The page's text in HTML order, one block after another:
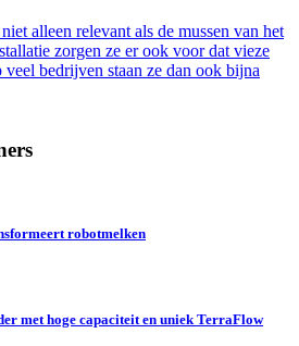
alleen relevant als de mussen van het
zorgen ze er ook voor dat vieze
bedrijven staan ze dan ook bijna
robotmelken
met hoge capaciteit en uniek TerraFlow